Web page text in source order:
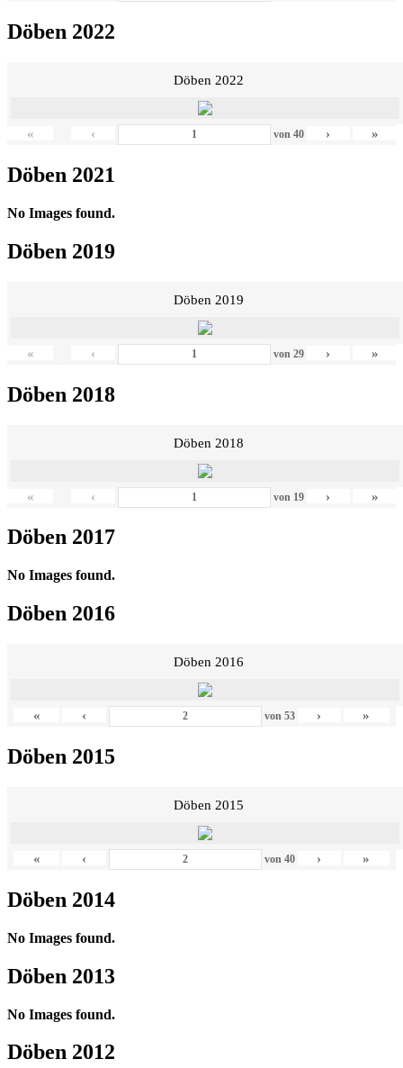
Döben 2022
Döben 2022
« ‹ von 40 › »
Döben 2021
No Images found.
Döben 2019
Döben 2019
« ‹ von 29 › »
Döben 2018
Döben 2018
« ‹ von 19 › »
Döben 2017
No Images found.
Döben 2016
Döben 2016
« ‹ von 53 › »
Döben 2015
Döben 2015
« ‹ von 40 › »
Döben 2014
No Images found.
Döben 2013
No Images found.
Döben 2012